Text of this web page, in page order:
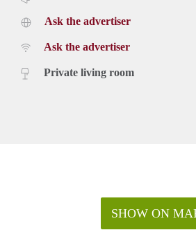
Ask the advertiser
Ask the advertiser
Private living room
SHOW ON